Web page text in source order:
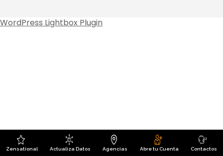
Zensational Actualiza Datos Agencias Abre tu Cuenta Contactos
WordPress Lightbox Plugin